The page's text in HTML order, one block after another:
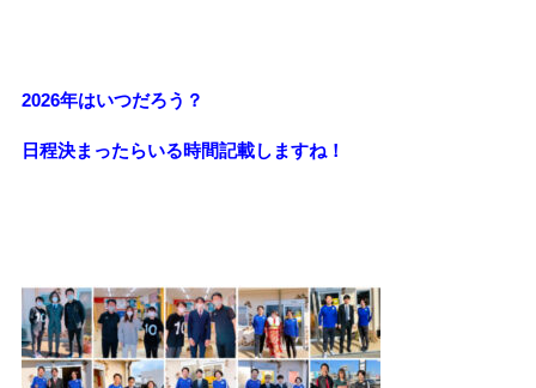
2026年はいつだろう？
日程決まったらいる時間記載しますね！